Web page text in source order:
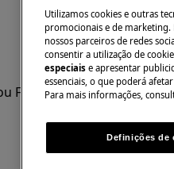
F5 no visor do meu
Utilizamos cookies e outras
promocionais e de marketing.
nossos parceiros de redes
consentir a utilização de
especiais e apresentar
essenciais, o que poderá
Para mais informações,
Definições de